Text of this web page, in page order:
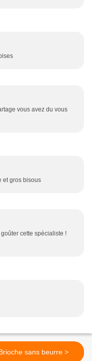
vous avez du vous
et gros bisous
cette spécialiste !
Brioche sans beurre >